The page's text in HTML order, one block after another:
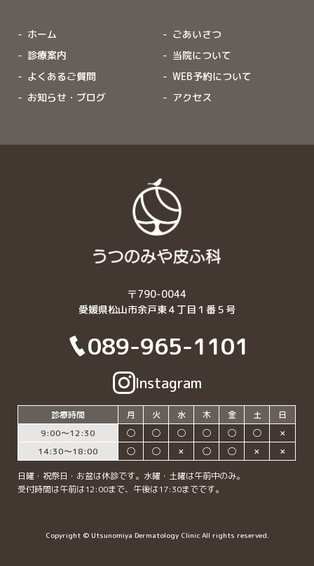
089-965-1101
ホーム
ごあいさつ
診療案内
当院について
よくあるご質問
WEB予約について
お知らせ・ブログ
アクセス
〒790-0044
愛媛県松山市余戸東４丁目１番５号
089-965-1101
Instagram
診療時間 月 火 水 木 金 土
日
9:00〜12:30
◯ ◯ ◯ ◯ ◯ ◯
✗
14:30〜18:00
◯ ◯ ✗ ◯ ◯ ✗ ✗
日曜・祝祭日・お盆は休診です。水曜・土曜は午前中のみ。
受付時間は午前は12:00まで、午後は17:30までです。
Copyright © Utsunomiya Dermatology Clinic All rights reserved.